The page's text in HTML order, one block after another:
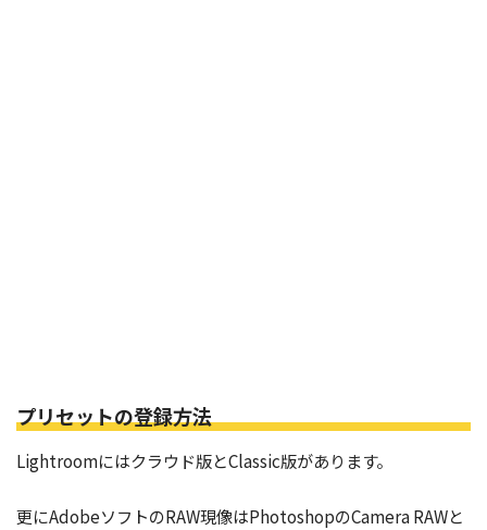
プリセットの登録方法
Lightroomにはクラウド版とClassic版があります。
更にAdobeソフトのRAW現像はPhotoshopのCamera RAWと